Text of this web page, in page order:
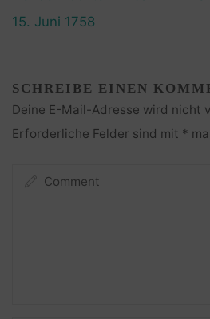
15. Juni 1758
SCHREIBE EINEN
Deine E-Mail-Adresse wird nicht
Erforderliche Felder sind mit *